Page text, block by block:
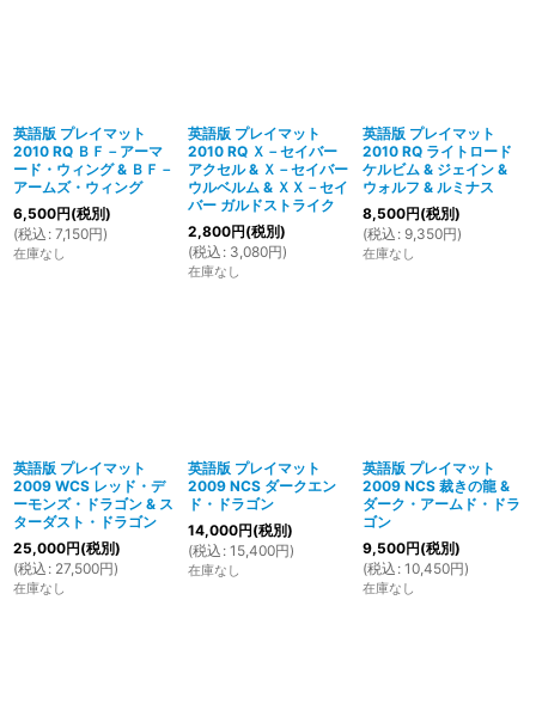
英語版 プレイマット
2010 RQ ＢＦ－アーマ
ード・ウィング & ＢＦ－
アームズ・ウィング
6,500円(税別)
(税込 : 7,150円)
在庫なし
英語版 プレイマット
2010 RQ Ｘ－セイバー
アクセル & Ｘ－セイバー
ウルベルム & ＸＸ－セイ
バー ガルドストライク
2,800円(税別)
(税込 : 3,080円)
在庫なし
英語版 プレイマット
2010 RQ ライトロード
ケルビム & ジェイン &
ウォルフ & ルミナス
8,500円(税別)
(税込 : 9,350円)
在庫なし
英語版 プレイマット
2009 WCS レッド・デ
ーモンズ・ドラゴン & ス
ターダスト・ドラゴン
25,000円(税別)
(税込 : 27,500円)
在庫なし
英語版 プレイマット
2009 NCS ダークエン
ド・ドラゴン
14,000円(税別)
(税込 : 15,400円)
在庫なし
英語版 プレイマット
2009 NCS 裁きの龍 &
ダーク・アームド・ドラ
ゴン
9,500円(税別)
(税込 : 10,450円)
在庫なし